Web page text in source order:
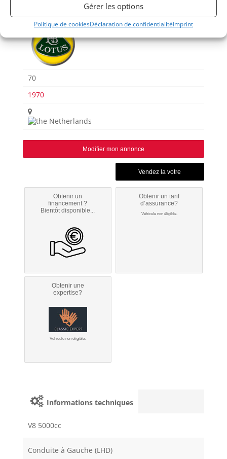
Gérer les options
Politique de cookiesDéclaration de confidentialitéImprint
70
1970
Modifier mon annonce
Obtenir un
financement ?
Bientôt disponible...
Obtenir un tarif
d’assurance?
Véhicule non éligible.
Obtenir une
expertise?
Véhicule non éligible.
Informations techniques
V8 5000cc
Conduite à Gauche (LHD)